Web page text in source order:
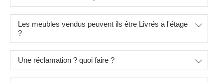
Les meubles vendus peuvent ils être Livrés a l'étage
?
Une réclamation ? quoi faire ?